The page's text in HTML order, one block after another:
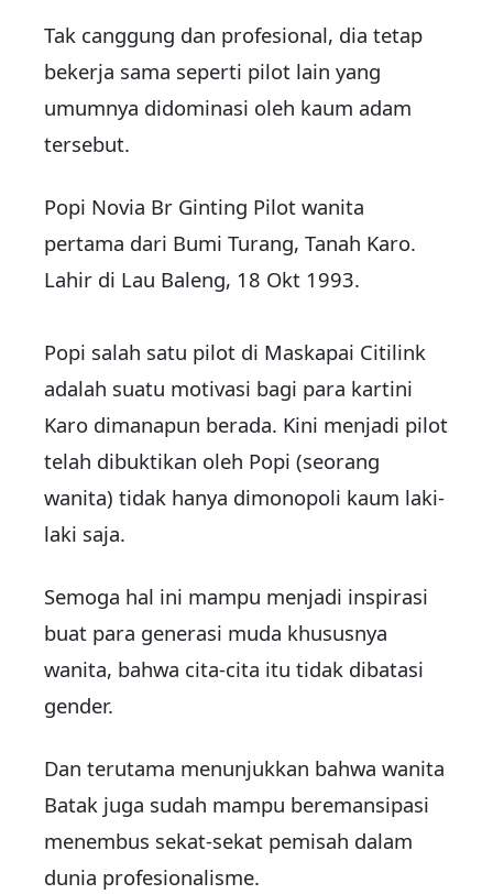
Tak canggung dan profesional, dia tetap
bekerja sama seperti pilot lain yang
umumnya didominasi oleh kaum adam
tersebut.
Popi Novia Br Ginting Pilot wanita
pertama dari Bumi Turang, Tanah Karo.
Lahir di Lau Baleng, 18 Okt 1993.
Popi salah satu pilot di Maskapai Citilink
adalah suatu motivasi bagi para kartini
Karo dimanapun berada. Kini menjadi pilot
telah dibuktikan oleh Popi (seorang
wanita) tidak hanya dimonopoli kaum laki-
laki saja.
Semoga hal ini mampu menjadi inspirasi
buat para generasi muda khususnya
wanita, bahwa cita-cita itu tidak dibatasi
gender.
Dan terutama menunjukkan bahwa wanita
Batak juga sudah mampu beremansipasi
menembus sekat-sekat pemisah dalam
dunia profesionalisme.